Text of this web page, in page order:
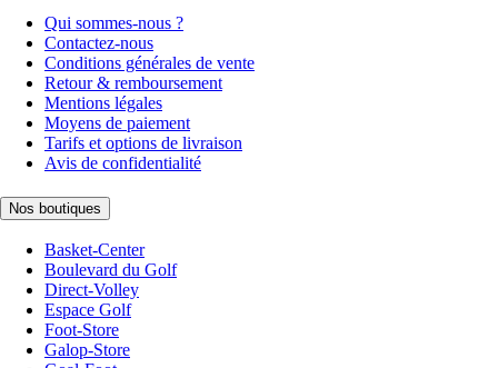
Qui sommes-nous ?
Contactez-nous
Conditions générales de vente
Retour & remboursement
Mentions légales
Moyens de paiement
Tarifs et options de livraison
Avis de confidentialité
Nos boutiques
Basket-Center
Boulevard du Golf
Direct-Volley
Espace Golf
Foot-Store
Galop-Store